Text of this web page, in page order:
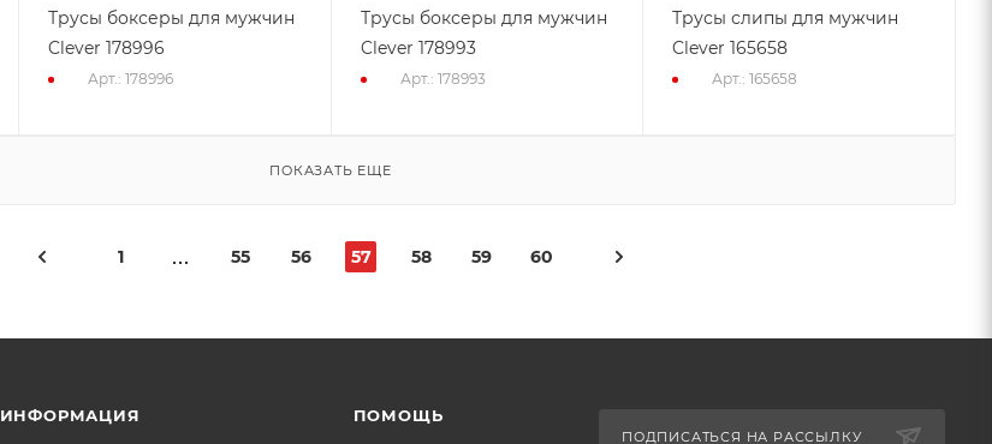
Трусы боксеры для мужчин
Clever 178996
Арт.: 178996
Трусы боксеры для мужчин
Clever 178993
Арт.: 178993
Трусы слипы для мужчин
Clever 165658
Арт.: 165658
ПОКАЗАТЬ ЕЩЕ
1 55 56 57 58 59 60
ИНФОРМАЦИЯ ПОМОЩЬ
ПОДПИСАТЬСЯ НА РАССЫЛКУ